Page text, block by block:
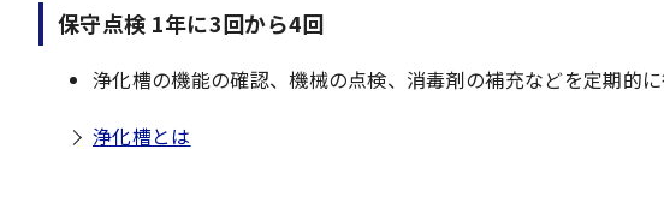
保守点検 1年に3回から4回
浄化槽の機能の確認、機械の点検、消毒剤の補充などを定期的に
浄化槽とは